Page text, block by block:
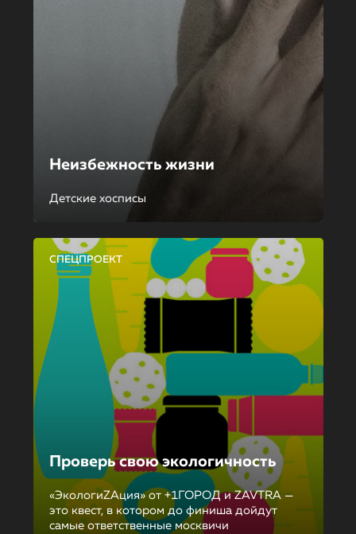
Неизбежность жизни
Детские хосписы
СПЕЦПРОЕКТ
Проверь свою экологичность
«ЭкологиZAция» от +1ГОРОД и ZAVTRA —
это квест, в котором до финиша дойдут
самые ответственные москвичи